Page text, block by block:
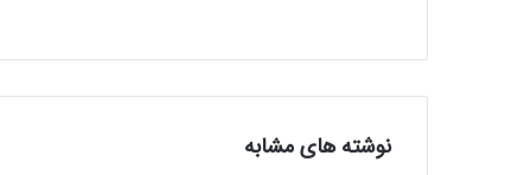
ج
ب
انوشته های مشابه